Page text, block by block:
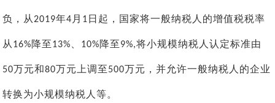
负，从 2019年4 月 1 日起，国家将一般纳税人的增值税税率
从 16%降至13% 10%降至9%,将小规模纳税人认定标准由
50万元和80万元上调至500万元，并允许一般纳税人的企业
转换为小规模纳税人等。